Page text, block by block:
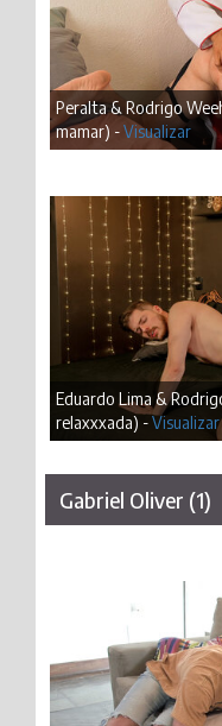
Peralta & Rodrigo
mamar) -Visualizar
Eduardo Lima &
relaxxxada) -Visualizar
Gabriel Oliver (1)